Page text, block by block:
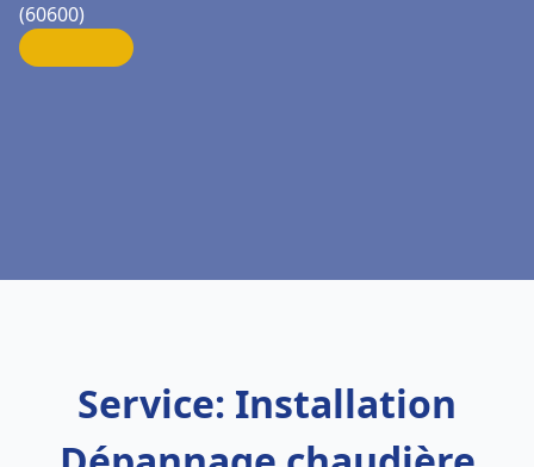
(60600)
Service: Installation